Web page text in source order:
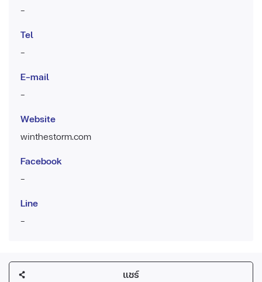
-
Tel
-
E-mail
-
Website
winthestorm.com
Facebook
-
Line
-
แชร์